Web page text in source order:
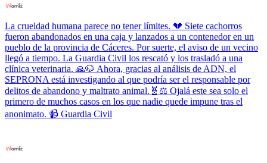
La crueldad humana parece no tener límites. 💔 Siete cachorros
fueron abandonados en una caja y lanzados a un contenedor en un
pueblo de la provincia de Cáceres. Por suerte, el aviso de un vecino
llegó a tiempo. La Guardia Civil los rescató y los trasladó a una
clínica veterinaria. 🙏🐶 Ahora, gracias al análisis de ADN, el
SEPRONA está investigando al que podría ser el responsable por
delitos de abandono y maltrato animal.🧬⚖️ Ojalá este sea solo el
primero de muchos casos en los que nadie quede impune tras el
anonimato. 📹 Guardia Civil